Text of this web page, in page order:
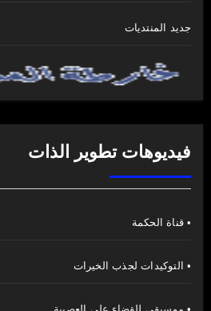
جديد المنتديات
فيديوهات تطوير الذات
• قناة الحكمة
• التوكيدات لجذب الخيرات